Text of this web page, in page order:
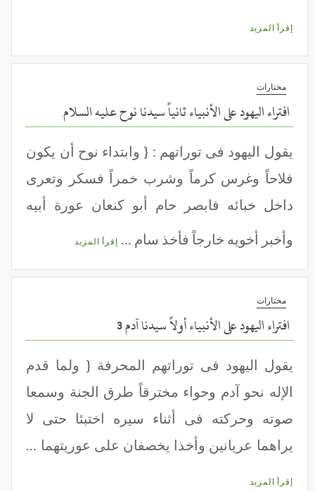
إقرأ المزيد
مختارات
افتراء اليهود على الأنبياء ثانياً سيدنا نوح عليه السلام
يقول اليهود فى توراتهم : { وابتداء نوح أن يكون
فلاحاً وغرس كرماً وشرب خمراً فسكر وتعرى
داخل خبائه فابصر حام أبو كنعان عورة أبيه
وأخبر أخويه خارجاً فأخذ سام … إقرأ المزيد
مختارات
افتراء اليهود على الأنبياء أولاً سيدنا آدم 3
يقول اليهود فى توراتهم المحرفة { ولما قدم
الإله نحو آدم وحواء مخترقاً طرق الجنة وسمعا
صوته وحركته فى أثناء سيره اختبئا حتى لا
يراهما عريانين وأخذا يخصفان على عوريتهما …
إقرأ المزيد